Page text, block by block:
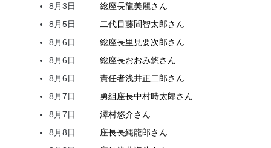
8月3日
総座長龍美麗さん
8月5日
二代目藤間智太郎さん
8月6日
総座長里見要次郎さん
8月6日
総座長おおみ悠さん
8月6日
責任者浅井正二郎さん
8月7日
勇組座長中村時太郎さん
8月7日
澤村悠介さん
8月8日
座長長縄龍郎さん